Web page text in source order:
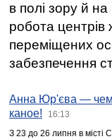
в полі зору й
робота центрів
переміщених
забезпечення
Анна Юр'єва —
каное!
16:13
З 23 до 26 липня в місті